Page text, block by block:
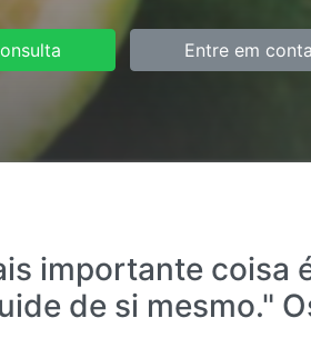
Entre em
importante coisa
de si mesmo."